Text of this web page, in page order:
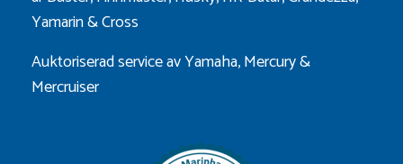
Yamarin&Cross
Auktoriserad service av Yamaha, Mercury &
Mercruiser